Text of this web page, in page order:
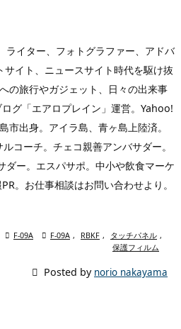
ライター、フォトグラファー、アドバ
イト、ニュースサイト時代を駆け抜
の旅行やガジェット、日々の出来事
グ「エアロプレイン」運営。Yahoo!
市出身。アイラ島、青ヶ島上陸済。
コーチ。チェコ親善アンバサダー。
ダー。エスパサポ。中小や飲食マーケ
。お仕事相談はお問い合わせより。
 F-09A  F-09A , RBKF , タッチパネル ,
保護フィルム
 Posted by norio nakayama